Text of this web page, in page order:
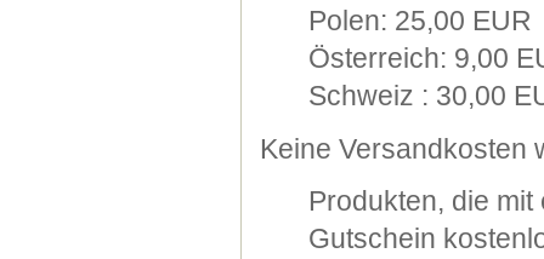
Polen: 25,00 EUR
Österreich: 9,00
Schweiz : 30,00
Keine Versandkosten
Produkten, die
Gutschein